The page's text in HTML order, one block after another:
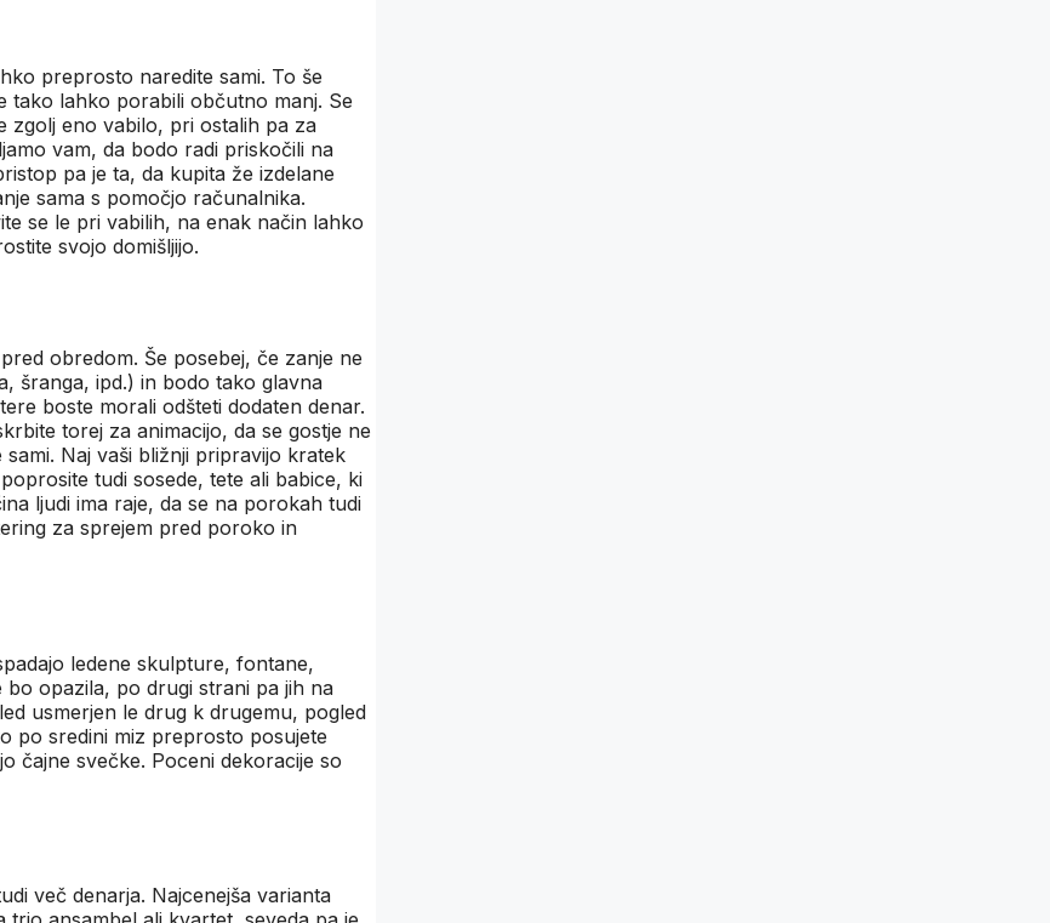
preprosto naredite sami. To še
tako lahko porabili občutno manj. Se
zgolj eno vabilo, pri ostalih pa za
vam, da bodo radi priskočili na
pa je ta, da kupita že izdelane
sama s pomočjo računalnika.
se le pri vabilih, na enak način lahko
svojo domišljijo.
obredom. Še posebej, če zanje ne
šranga, ipd.) in bodo tako glavna
boste morali odšteti dodaten denar.
torej za animacijo, da se gostje ne
Naj vaši bližnji pripravijo kratek
tudi sosede, tete ali babice, ki
ljudi ima raje, da se na porokah tudi
za sprejem pred poroko in
ledene skulpture, fontane,
opazila, po drugi strani pa jih na
usmerjen le drug k drugemu, pogled
po sredini miz preprosto posujete
čajne svečke. Poceni dekoracije so
več denarja. Najcenejša varianta